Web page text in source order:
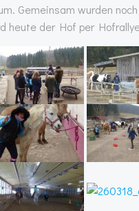
Gemeinsam wurden
heute der Hof per